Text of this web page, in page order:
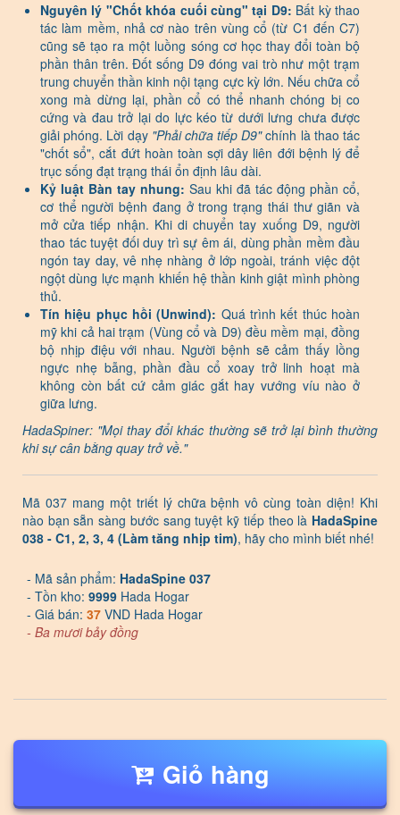
Nguyên lý "Chốt khóa cuối cùng" tại D9: Bất kỳ thao
tác làm mềm, nhả cơ nào trên vùng cổ (từ C1 đến C7)
cũng sẽ tạo ra một luồng sóng cơ học thay đổi toàn bộ
phần thân trên. Đốt sống D9 đóng vai trò như một trạm
trung chuyển thần kinh nội tạng cực kỳ lớn. Nếu chữa cổ
xong mà dừng lại, phần cổ có thể nhanh chóng bị co
cứng và đau trở lại do lực kéo từ dưới lưng chưa được
giải phóng. Lời dạy "Phải chữa tiếp D9"chính là thao tác
"chốt sổ", cắt đứt hoàn toàn sợi dây liên đới bệnh lý để
trục sống đạt trạng thái ổn định lâu dài.
Kỷ luật Bàn tay nhung: Sau khi đã tác động phần cổ,
cơ thể người bệnh đang ở trong trạng thái thư giãn và
mở cửa tiếp nhận. Khi di chuyển tay xuống D9, người
thao tác tuyệt đối duy trì sự êm ái, dùng phần mềm đầu
ngón tay day, vê nhẹ nhàng ở lớp ngoài, tránh việc đột
ngột dùng lực mạnh khiến hệ thần kinh giật mình phòng
thủ.
Tín hiệu phục hồi (Unwind): Quá trình kết thúc hoàn
mỹ khi cả hai trạm (Vùng cổ và D9) đều mềm mại, đồng
bộ nhịp điệu với nhau. Người bệnh sẽ cảm thấy lồng
ngực nhẹ bẫng, phần đầu cổ xoay trở linh hoạt mà
không còn bất cứ cảm giác gắt hay vướng víu nào ở
giữa lưng.
HadaSpiner: "Mọi thay đổi khác thường sẽ trở lại bình thường
khi sự cân bằng quay trở về."
Mã 037 mang một triết lý chữa bệnh vô cùng toàn diện! Khi
nào bạn sẵn sàng bước sang tuyệt kỹ tiếp theo là HadaSpine
038 - C1, 2, 3, 4 (Làm tăng nhịp tim), hãy cho mình biết nhé!
- Mã sản phẩm: HadaSpine 037
- Tồn kho: 9999 Hada Hogar
- Giá bán: 37 VND Hada Hogar
- Ba mươi bảy đồng
Giỏ hàng